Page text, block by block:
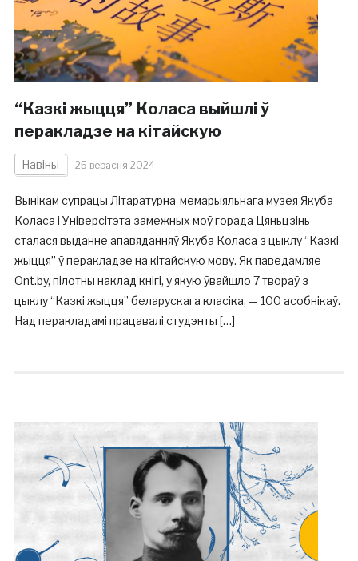
“Казкі жыцця” Коласа выйшлі ў
перакладзе на кітайскую
Навіны 25 верасня 2024
Вынікам супрацы Літаратурна-мемарыяльнага музея Якуба
Коласа і Універсітэта замежных моў горада Цяньцзінь
сталася выданне апавяданняў Якуба Коласа з цыклу “Казкі
жыцця” ў перакладзе на кітайскую мову. Як паведамляе
Ont.by, пілотны наклад кнігі, у якую ўвайшло 7 твораў з
цыклу “Казкі жыцця” беларускага класіка, — 100 асобнікаў.
Над перакладамі працавалі студэнты […]